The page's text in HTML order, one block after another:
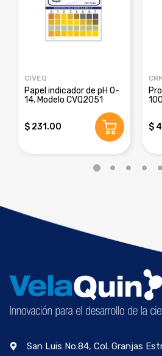
CIVEQ
Papel indicador de pH 0-
14. Modelo CVQ2051
$ 231.00
$
San Luis No.84, Col. Granjas